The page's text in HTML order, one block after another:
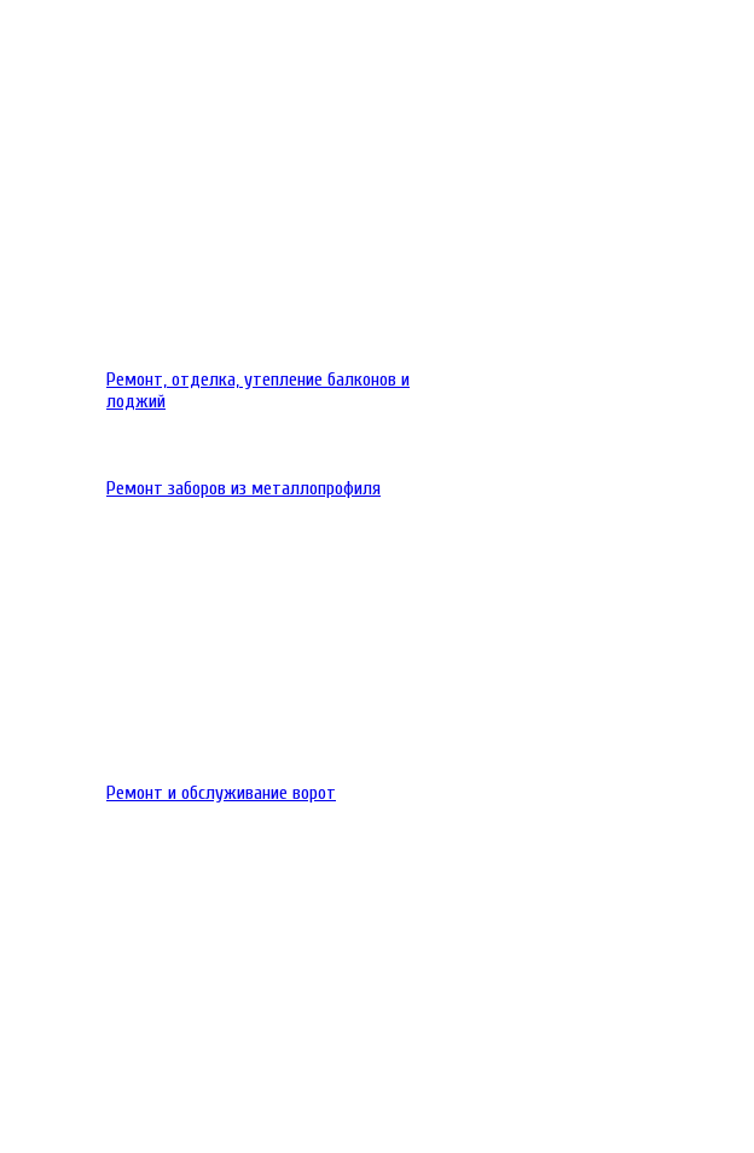
Ремонт, отделка, утепление балконов и
лоджий
Ремонт заборов из металлопрофиля
Ремонт и обслуживание ворот